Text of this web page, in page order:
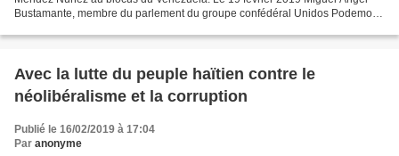
Bustamante, membre du parlement du groupe confédéral Unidos Podemos
Avec la lutte du peuple haïtien contre le
néolibéralisme et la corruption
Publié le 16/02/2019 à 17:04
Par anonyme